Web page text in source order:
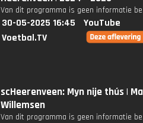
Van dit programma is geen informatie
30-05-2025 16:45
YouTube
Voetbal.TV
scHeerenveen: Myn nije thús |
Willemsen
Van dit programma is geen informatie